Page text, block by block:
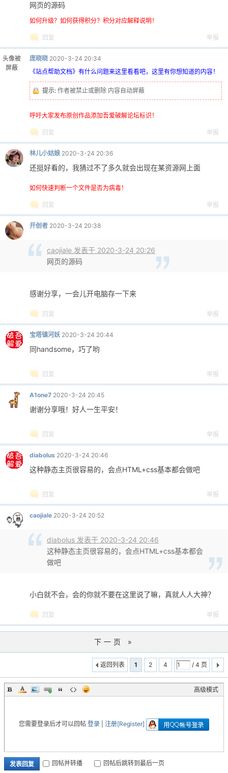
网页的源码
如何升级？如何获得积分？积分对应解释说明！
回复 举报
头像被
屏蔽
庞晓晓 2020-3-24 20:34
《站点帮助文档》有什么问题来这里看看吧，这里有你想知道的内容！
提示: 作者被禁止或删除 内容自动屏蔽
呼吁大家发布原创作品添加吾爱破解论坛标识！
回复 举报
林儿小姑娘 2020-3-24 20:36
还挺好看的，我猜过不了多久就会出现在某资源网上面
如何快速判断一个文件是否为病毒！
回复 举报
开创者 2020-3-24 20:38
caojiale 发表于 2020-3-24 20:26
网页的源码
感谢分享，一会儿开电脑存一下来
回复 举报
宝塔镇河妖 2020-3-24 20:44
同handsome，巧了哟
回复 举报
A1one7 2020-3-24 20:45
谢谢分享哦！好人一生平安！
回复 举报
diabolus 2020-3-24 20:46
这种静态主页很容易的，会点HTML+css基本都会做吧
回复 举报
caojiale 2020-3-24 20:52
diabolus 发表于 2020-3-24 20:46
这种静态主页很容易的，会点HTML+css基本都会
做吧
小白就不会，会的你就不要在这里说了嘛，真就人人大神？
回复 举报
下一页 »
1 2 4 / 4 页
返回列表
高级模式
您需要登录后才可以回帖 登录 注册[Register]
发表回复 回帖并转播 回帖后跳转到最后一页